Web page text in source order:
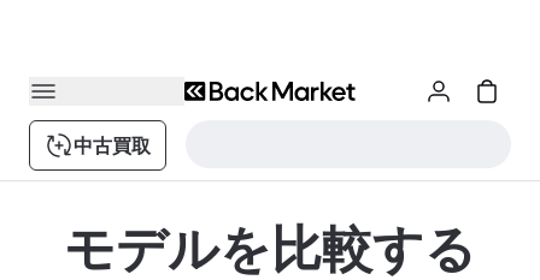
中古買取
モデルを比較する